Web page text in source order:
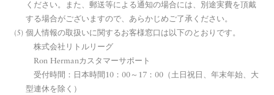
ください。また、郵送等による通知の場合には、別途実費を頂戴
する場合がございますので、あらかじめご了承ください。
個人情報の取扱いに関するお客様窓口は以下のとおりです。
株式会社リトルリーグ
Ron Hermanカスタマーサポート
受付時間：日本時間10：00～17：00（土日祝日、年末年始、大
型連休を除く）